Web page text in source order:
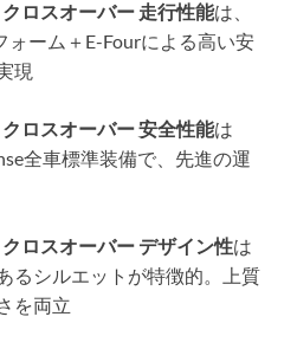
クロスオーバー 走行性能は、
ォーム＋E-Fourによる高い安
現
クロスオーバー 安全性能は
全車標準装備で、先進の運
クロスオーバー デザイン性は
るシルエットが特徴的。上質
を両立